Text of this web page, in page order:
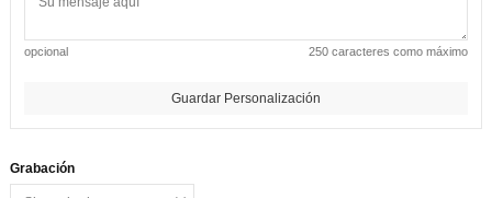
opcional 250 caracteres como máximo
Guardar Personalización
Grabación